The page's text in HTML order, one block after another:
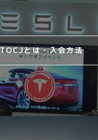
TOCJとは・入会方法